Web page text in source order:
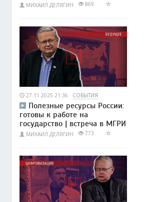
МИХАИЛ ДЕЛЯГИН 869
27.11.2025 21:36 СОБЫТИЯ
Полезные ресурсы России:
готовы к работе на
государство | встреча в МГРИ
МИХАИЛ ДЕЛЯГИН 773